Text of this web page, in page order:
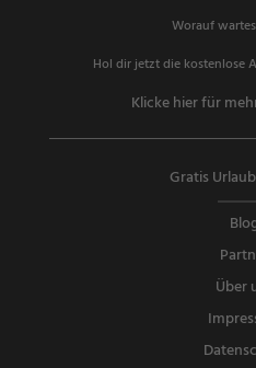
Worauf
Hol dir jetzt die kostenlose
Klicke hier für
Gratis
Über